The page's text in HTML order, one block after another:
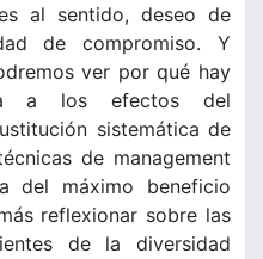
al sentido, deseo de
de compromiso. Y
ver por qué hay
a los efectos del
sistemática de
de management
del máximo beneficio
reflexionar sobre las
de la diversidad